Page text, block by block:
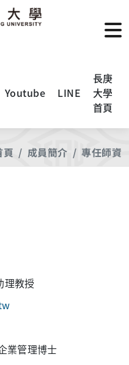
Youtube LINE
長庚
大學
首頁
頁 成員簡介 專任師資
理教授
業管理博士